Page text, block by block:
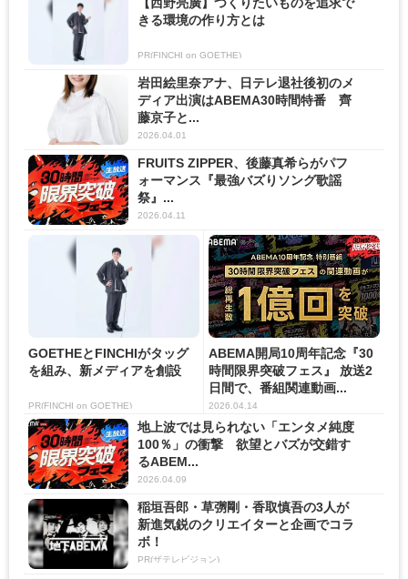
【西野亮廣】つくりたいものを追求で
きる環境の作り方とは
PR(FINCHI on GOETHE)
岩田絵里奈アナ、日テレ退社後初のメ
ディア出演はABEMA30時間特番 齊
藤京子と...
2026.04.01
FRUITS ZIPPER、後藤真希らがパフ
ォーマンス『最強バズりソング歌謡
祭』...
2026.04.11
GOETHEとFINCHIがタッグ
を組み、新メディアを創設
PR(FINCHI on GOETHE)
ABEMA開局10周年記念『30
時間限界突破フェス』 放送2
日間で、番組関連動画...
2026.04.14
地上波では見られない「エンタメ純度
100％」の衝撃 欲望とバズが交錯す
るABEM...
2026.04.09
稲垣吾郎・草彅剛・香取慎吾の3人が
新進気鋭のクリエイターと企画でコラ
ボ！
PR(ザテレビジョン)